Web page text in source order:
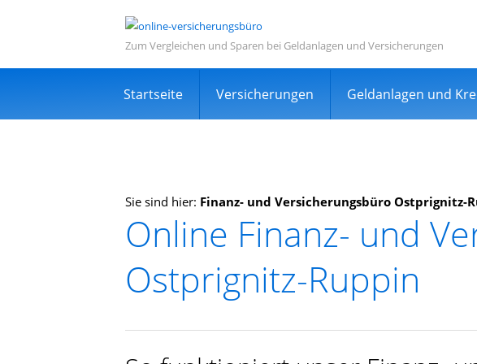
Zum Vergleichen und Sparen bei Geldanlagen und Versicherungen
Startseite Versicherungen Geldanlagen und
Informations- und
Sehr viele zufriedene Kunden
Expertensuche in Ihrer Nähe
TOP Dienstleistung und Dienstleister
Sie sind hier: Finanz- und Versicherungsbüro Ostprignitz-
Online Finanz- und
Ostprignitz-Ruppin